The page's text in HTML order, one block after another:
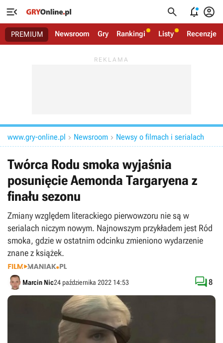
   
PREMIUM Newsroom Gry Rankingi Listy Recenzje
www.gry-online.pl  Newsroom  Newsy o filmach i serialach
Twórca Rodu smoka wyjaśnia
posunięcie Aemonda Targaryena z
finału sezonu
Zmiany względem literackiego pierwowzoru nie są w
serialach niczym nowym. Najnowszym przykładem jest Ród
smoka, gdzie w ostatnim odcinku zmieniono wydarzenie
znane z książek.
Marcin Nic24 października 2022 14:53 8